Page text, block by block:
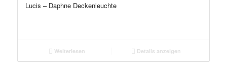
Lucis – Daphne Deckenleuchte
Weiterlesen Details anzeigen